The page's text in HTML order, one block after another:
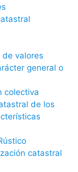
de valores
general o
colectiva
de los
catastral